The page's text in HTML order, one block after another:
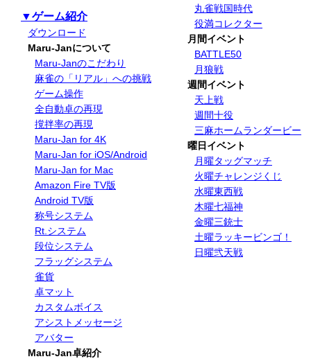
▼ゲーム紹介
ダウンロード
Maru-Janについて
Maru-Janのこだわり
麻雀の「リアル」への挑戦
ゲーム操作
全自動卓の再現
撹拌率の再現
Maru-Jan for 4K
Maru-Jan for iOS/Android
Maru-Jan for Mac
Amazon Fire TV版
Android TV版
称号システム
Rt.システム
段位システム
フラッグシステム
雀貨
卓マット
カスタムボイス
アシストメッセージ
アバター
Maru-Jan卓紹介
丸雀戦国時代
役満コレクター
月間イベント
BATTLE50
月狼戦
週間イベント
天上戦
週間十役
三麻ホームランダービー
曜日イベント
月曜タッグマッチ
火曜チャレンジくじ
水曜東西戦
木曜七福神
金曜三銃士
土曜ラッキービンゴ！
日曜弐天戦